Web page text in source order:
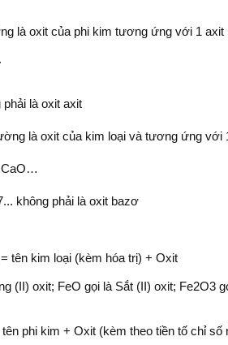
là oxit của phi kim tương ứng với 1 axit
phải là oxit axit
là oxit của kim loại và tương ứng với
CaO…
không phải là oxit bazơ
tên kim loại (kèm hóa trị) + Oxit
(II) oxit; FeO gọi là Sắt (II) oxit; Fe2O3
phi kim + Oxit (kèm theo tiền tố chỉ số